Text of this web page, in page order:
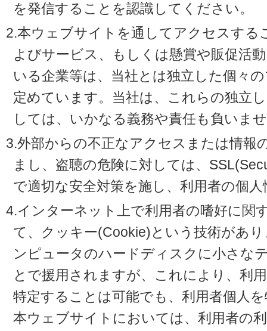
を発信することを認識してください。
2.本ウェブサイトを通してアクセスする
よびサービス、もしくは懸賞や販促活
いる企業等は、当社とは独立した個々
定めています。当社は、これらの独立
しては、いかなる義務や責任も負いま
3.外部からの不正なアクセスまたは情報
まし、盗聴の危険に対しては、
で適切な安全対策を施し、利用者の個
4.インターネット上で利用者の嗜好に関
て、クッキー(Cookie)という技術があ
ンピュータのハードディスクに小さな
とで援用されますが、これにより、利
特定することは可能でも、利用者個人
本ウェブサイトにおいては、利用者の